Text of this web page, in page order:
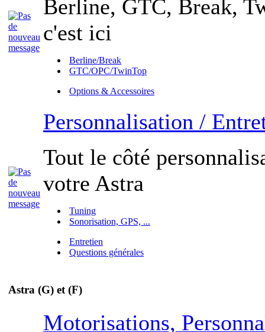
Berline, GTC, Break,
c'est ici
Berline/Break
GTC/OPC/TwinTop
Options & Accessoires
Personnalisation /
Tout le côté
votre Astra
Tuning
Sonorisation, GPS, ...
Entretien
Questions générales
Astra (G) et (F)
Motorisations,